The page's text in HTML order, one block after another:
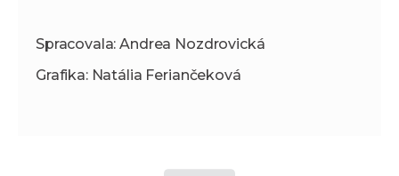
Spracovala: Andrea Nozdrovická
Grafika: Natália Feriančeková